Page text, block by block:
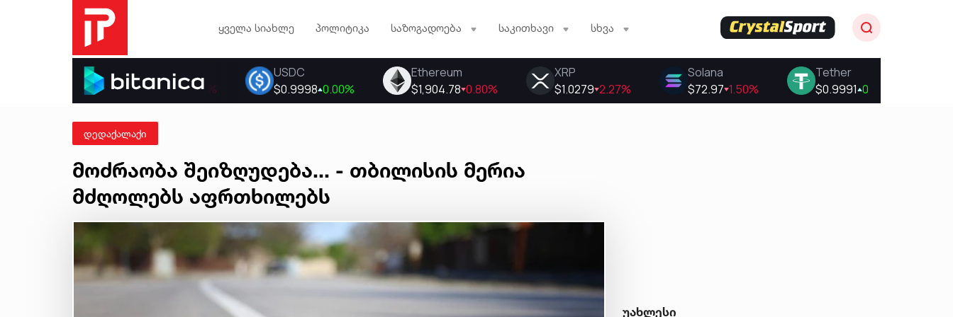
ყველა სიახლე პოლიტიკა საზოგადოება საკითხავი სხვა
დედაქალაქი
მოძრაობა შეიზღუდება... - თბილისის მერია
მძღოლებს აფრთხილებს
უახლესი